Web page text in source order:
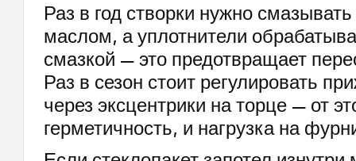
Раз в год створки нужно
маслом, а уплотнители
смазкой — это предотвращает
Раз в сезон стоит регулировать
через эксцентрики на торце — от
герметичность, и нагрузка на